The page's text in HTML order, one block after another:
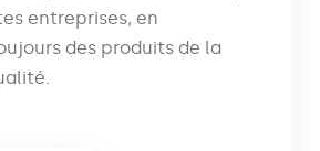
entreprises, en
des produits de la